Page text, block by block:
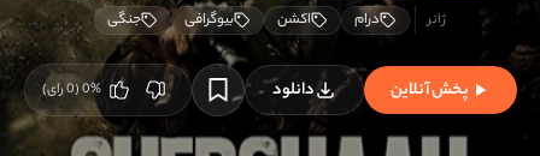
درام
اکشن بیوگرافی جنگی
پخش آنلاین دانلود 0%
(
0رای)